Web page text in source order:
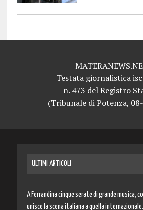
Testata giornalistica
n. 473 del Registro
(Tribunale di Potenza,
ULTIMI ARTICOLI
A Ferrandina cinque serate di grande musica,
unisce la scena italiana a quella